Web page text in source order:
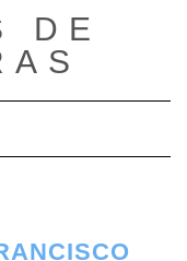
DE
de navegación